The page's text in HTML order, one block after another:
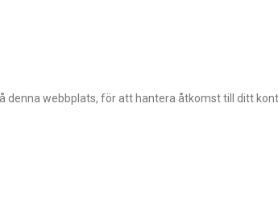
webbplats, för att hantera åtkomst till ditt